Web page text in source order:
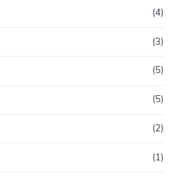
(4)
(3)
(5)
(5)
(2)
(1)